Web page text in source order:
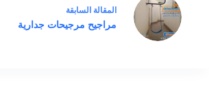
المقالة السابقة
مراجيح مرجيحات جدارية